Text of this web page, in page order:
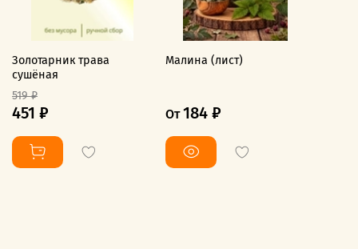
Золотарник трава
сушёная
519 ₽
451 ₽
Малина (лист)
От 184 ₽